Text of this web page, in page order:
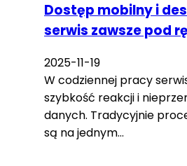
Dostęp mobilny i
serwis zawsze pod
2025-11-19
W codziennej pracy
szybkość reakcji i
danych. Tradycyjnie
są na jednym…